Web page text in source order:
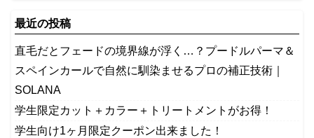
最近の投稿
​直毛だとフェードの境界線が浮く…？プードルパーマ＆
スペインカールで自然に馴染ませるプロの補正技術｜
SOLANA
学生限定カット＋カラー＋トリートメントがお得！
学生向け1ヶ月限定クーポン出来ました！